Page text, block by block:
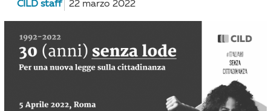
CILD staff 22 marzo 2022